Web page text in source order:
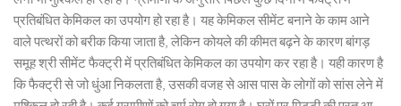
प्रतिबंधित केमिकल का उपयोग हो रहा है। यह केमिकल सीमेंट बनाने के काम आने
वाले पत्थरों को बरीक किया जाता है, लेकिन कोयले की कीमत बढ़ने के कारण बांगड़
समूह श्री सीमेंट फैक्ट्री में प्रतिबंधित केमिकल का उपयोग कर रहा है। यही कारण है
कि फैक्ट्री से जो धुंआ निकलता है, उसकी वजह से आस पास के लोगों को सांस लेने में